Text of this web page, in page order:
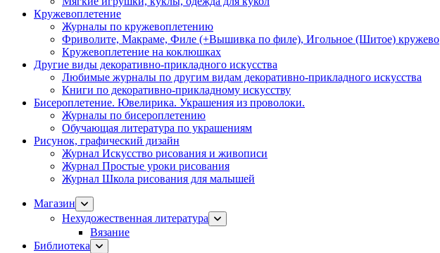
Кружевоплетение
Журналы по кружевоплетению
Фриволите, Макраме, Филе (+Вышивка по филе), Игольное (Шитое) кружево
Кружевоплетение на коклюшках
Другие виды декоративно-прикладного искусства
Любимые журналы по другим видам декоративно-прикладного искусства
Книги по декоративно-прикладному искусству
Бисероплетение. Ювелирика. Украшения из проволоки.
Журналы по бисероплетению
Обучающая литература по украшениям
Рисунок, графический дизайн
Журнал Искусство рисования и живописи
Журнал Простые уроки рисования
Журнал Школа рисования для малышей
Магазин
Нехудожественная литература
Вязание
Библиотека